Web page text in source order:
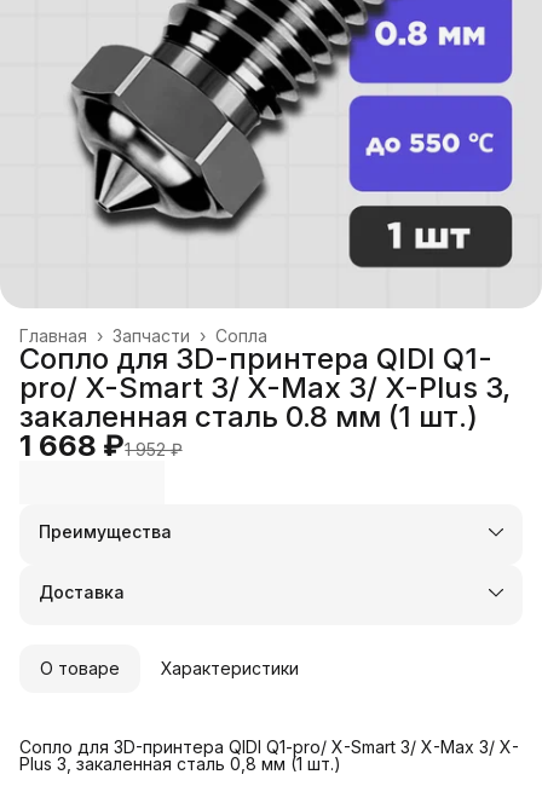
Сопла
Запчасти ›
Главная ›
Сопло для 3D-принтера QIDI Q1-
pro/ X-Smart 3/ X-Max 3/ X-Plus 3,
закаленная сталь 0.8 мм (1 шт.)
1 668 ₽1 952 ₽
Преимущества
Оплата частями в Сплит
Удобный возврат
Доставка
О товаре Характеристики
Сопло для 3D-принтера QIDI Q1-pro/ X-Smart 3/ X-Max 3/ X-
Plus 3, закаленная сталь 0,8 мм (1 шт.)